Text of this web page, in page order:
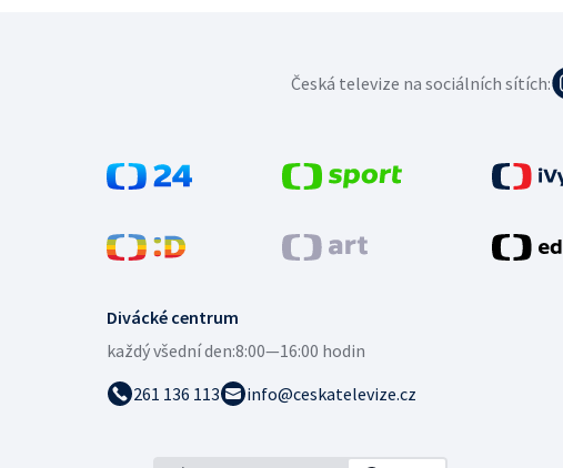
Divácké centrum
každý všední den:8:00—16:00 hodin
261 136 113
info@ceskatelevize.cz
Česká televize na sociálních sítích: